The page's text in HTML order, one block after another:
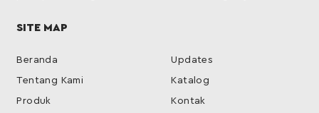
SITE MAP
Beranda
Tentang Kami
Produk
Updates
Katalog
Kontak